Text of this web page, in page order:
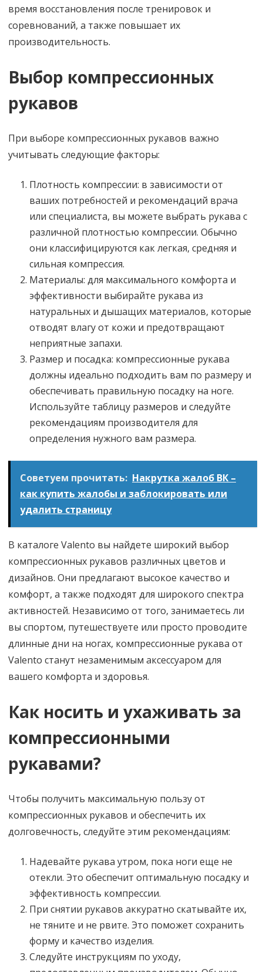
время восстановления после тренировок и
соревнований, а также повышает их
производительность.
Выбор компрессионных
рукавов
При выборе компрессионных рукавов важно
учитывать следующие факторы:
Плотность компрессии: в зависимости от
ваших потребностей и рекомендаций врача
или специалиста, вы можете выбрать рукава с
различной плотностью компрессии. Обычно
они классифицируются как легкая, средняя и
сильная компрессия.
Материалы: для максимального комфорта и
эффективности выбирайте рукава из
натуральных и дышащих материалов, которые
отводят влагу от кожи и предотвращают
неприятные запахи.
Размер и посадка: компрессионные рукава
должны идеально подходить вам по размеру и
обеспечивать правильную посадку на ноге.
Используйте таблицу размеров и следуйте
рекомендациям производителя для
определения нужного вам размера.
Советуем прочитать: Накрутка жалоб ВК –
как купить жалобы и заблокировать или
удалить страницу
В каталоге Valento вы найдете широкий выбор
компрессионных рукавов различных цветов и
дизайнов. Они предлагают высокое качество и
комфорт, а также подходят для широкого спектра
активностей. Независимо от того, занимаетесь ли
вы спортом, путешествуете или просто проводите
длинные дни на ногах, компрессионные рукава от
Valento станут незаменимым аксессуаром для
вашего комфорта и здоровья.
Как носить и ухаживать за
компрессионными
рукавами?
Чтобы получить максимальную пользу от
компрессионных рукавов и обеспечить их
долговечность, следуйте этим рекомендациям:
Надевайте рукава утром, пока ноги еще не
отекли. Это обеспечит оптимальную посадку и
эффективность компрессии.
При снятии рукавов аккуратно скатывайте их,
не тяните и не рвите. Это поможет сохранить
форму и качество изделия.
Следуйте инструкциям по уходу,